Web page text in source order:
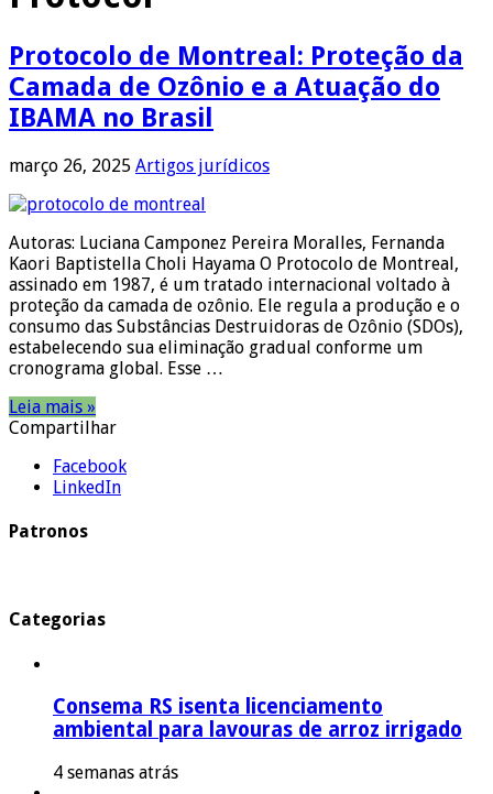
Protocolo de Montreal: Proteção da
Camada de Ozônio e a Atuação do
IBAMA no Brasil
março 26, 2025 Artigos jurídicos
Autoras: Luciana Camponez Pereira Moralles, Fernanda
Kaori Baptistella Choli Hayama O Protocolo de Montreal,
assinado em 1987, é um tratado internacional voltado à
proteção da camada de ozônio. Ele regula a produção e o
consumo das Substâncias Destruidoras de Ozônio (SDOs),
estabelecendo sua eliminação gradual conforme um
cronograma global. Esse …
Leia mais »
Compartilhar
Facebook
LinkedIn
Patronos
Categorias
Consema RS isenta licenciamento
ambiental para lavouras de arroz irrigado
4 semanas atrás